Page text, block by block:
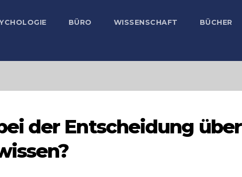
BÜRO WISSENSCHAFT BÜCHER
der Entscheidung über